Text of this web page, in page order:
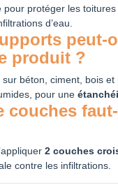
pour protéger les toitures
d’eau.
peut-
produit ?
sur béton, ciment, bois et
pour une
couches
2 couches
contre les infiltrations.